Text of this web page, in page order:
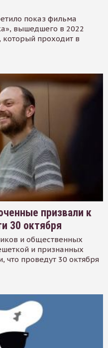
показ фильма
вышедшего в 2022
который проходит в
призвали к
30 октября
и общественных
и признанных
что проведут 30 октября